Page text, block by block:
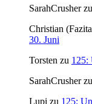
SarahCrusherzu
Christian
30. Juni
Torsten zu 125:
SarahCrusherzu
Lupi zu 125: